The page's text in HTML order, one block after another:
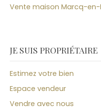
Vente maison Marcq-
JE SUIS PROPRIÉTAIRE
Estimez votre bien
Espace vendeur
Vendre avec nous